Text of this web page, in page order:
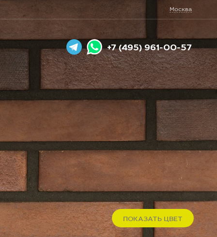
Москва
+7 (495) 961-00-57
ПОКАЗАТЬ ЦВЕТ